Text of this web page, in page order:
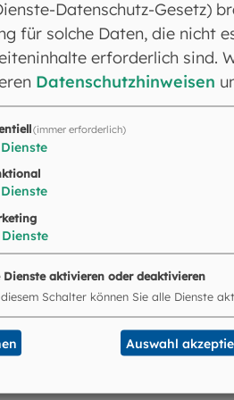
Stolbergfeiert den
Mariä
imFreisinger
Bestehens und zum
Rosenheim, feiert
Datenschutz-Gesetz)
für solche Daten, die nicht
erforderlich sind.
Datenschutzhinweisen
(immer erforderlich)
Dienste
Dienste
Dienste
Dienste aktivieren oder deaktivieren
Schalter können Sie alle Dienste
Auswahl